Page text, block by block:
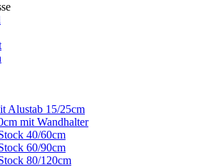
Alustab 15/25cm
mit Wandhalter
40/60cm
60/90cm
80/120cm